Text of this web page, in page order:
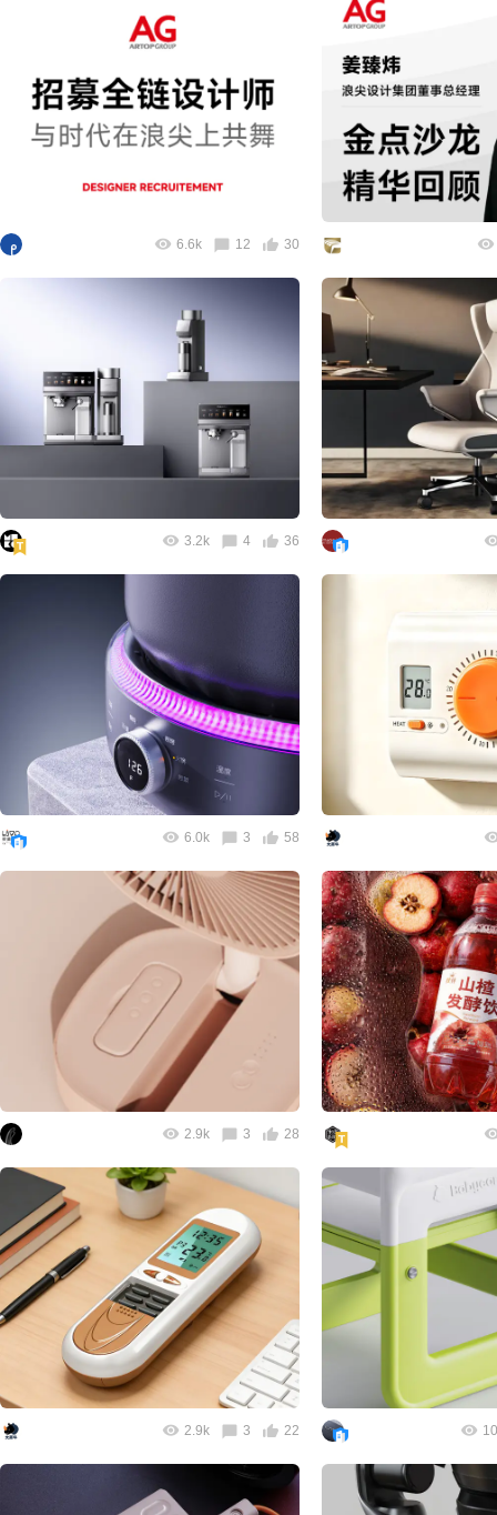
6.6k 12 30
3.2k 4 36
6.0k 3 58
2.9k 3 28
2.9k 3 22